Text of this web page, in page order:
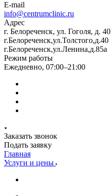
E-mail
info@centrumclinic.ru
Адрес
г. Белореченск, ул. Гоголя, д. 40
г.Белореченск,ул.Толстого,д.40
г.Белореченск,ул.Ленина,д.85а
Режим работы
Ежедневно, 07:00–21:00
Заказать звонок
Подать заявку
Главная
Услуги и цены